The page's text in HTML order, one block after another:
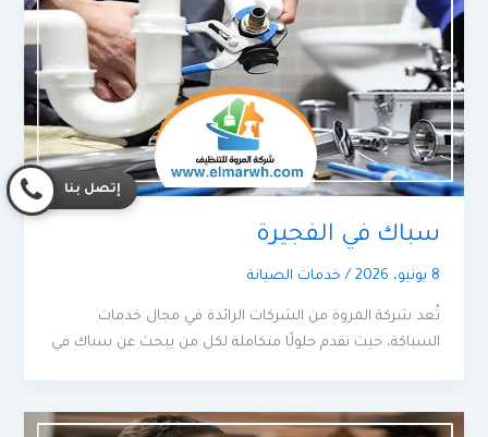
سباك في الفجيرة
8 يونيو، 2026 / خدمات الصيانة
تُعد شركة المروة من الشركات الرائدة في مجال خدمات
السباكة، حيث تقدم حلولًا متكاملة لكل من يبحث عن سباك في
إتصل بنا